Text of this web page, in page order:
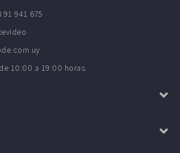
91 941 675
10:00 a 19:00 horas.